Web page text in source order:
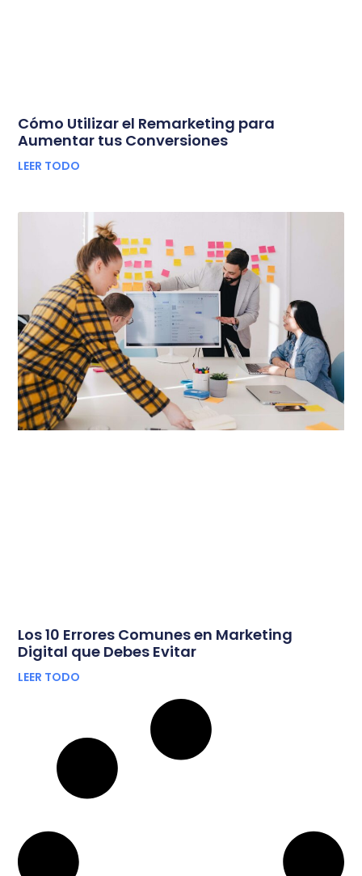
Cómo Utilizar el Remarketing para
Aumentar tus Conversiones
LEER TODO
Los 10 Errores Comunes en Marketing
Digital que Debes Evitar
LEER TODO